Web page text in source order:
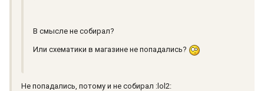
В смысле не собирал?
Или схематики в магазине не попадались?
Не попадались, потому и не собирал :lol2: